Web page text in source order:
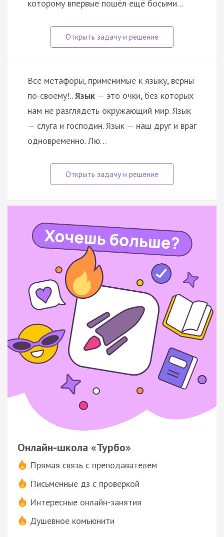
которому впервые пошёл ещё босыми…
Все метафоры, применимые к языку, верны
по-своему!..Язык — это очки, без которых
нам не разглядеть окружающий мир. Язык
— слуга и господин. Язык — наш друг и враг
одновременно. Лю…
Онлайн-школа «Турбо»
Прямая связь с преподавателем
Письменные дз с проверкой
Интересные онлайн-занятия
Душевное комьюнити